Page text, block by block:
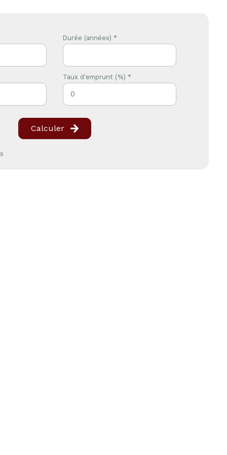
Durée (années) *
Taux d'emprunt (%) *
Calculer